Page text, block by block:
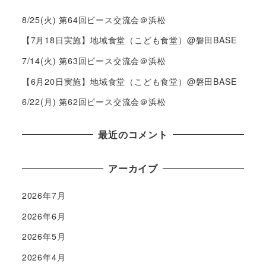
8/25(火) 第64回ピース交流会＠浜松
【7月18日実施】地域食堂（こども食堂）@磐田BASE
7/14(火) 第63回ピース交流会＠浜松
【6月20日実施】地域食堂（こども食堂）@磐田BASE
6/22(月) 第62回ピース交流会＠浜松
最近のコメント
アーカイブ
2026年7月
2026年6月
2026年5月
2026年4月